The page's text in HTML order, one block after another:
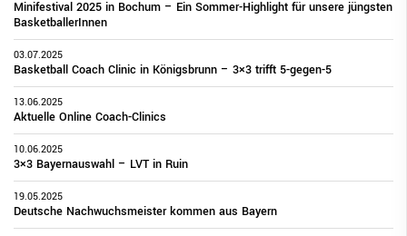
Minifestival 2025 in Bochum – Ein Sommer-Highlight für unsere jüngsten
BasketballerInnen
03.07.2025
Basketball Coach Clinic in Königsbrunn – 3×3 trifft 5-gegen-5
13.06.2025
Aktuelle Online Coach-Clinics
10.06.2025
3×3 Bayernauswahl – LVT in Ruin
19.05.2025
Deutsche Nachwuchsmeister kommen aus Bayern